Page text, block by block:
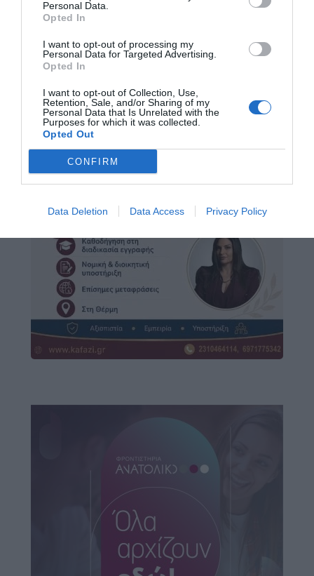
Personal Data.
Opted In
I want to opt-out of processing my
Personal Data for Targeted Advertising.
Opted In
I want to opt-out of Collection, Use,
Retention, Sale, and/or Sharing of my
Personal Data that Is Unrelated with the
Purposes for which it was collected.
Opted Out
CONFIRM
Data Deletion Data Access Privacy Policy